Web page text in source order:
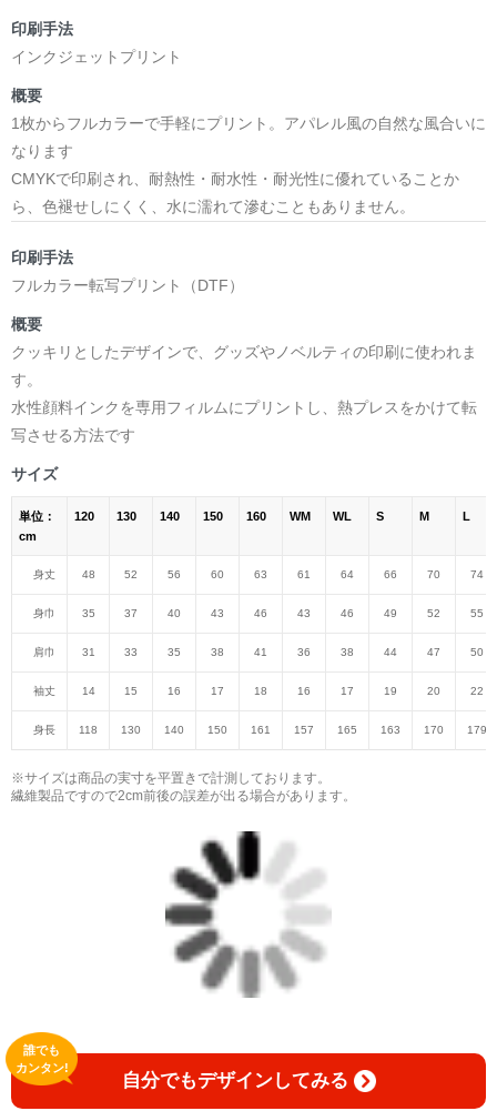
印刷手法
インクジェットプリント
概要
1枚からフルカラーで手軽にプリント。アパレル風の自然な風合いに
なります
CMYKで印刷され、耐熱性・耐水性・耐光性に優れていることか
ら、色褪せしにくく、水に濡れて滲むこともありません。
印刷手法
フルカラー転写プリント（DTF）
概要
クッキリとしたデザインで、グッズやノベルティの印刷に使われま
す。
水性顔料インクを専用フィルムにプリントし、熱プレスをかけて転
写させる方法です
サイズ
単位：
cm
120 130 140 150 160 WM WL S M L
身丈 48 52 56 60 63 61 64 66 70 74
身巾 35 37 40 43 46 43 46 49 52 55
肩巾 31 33 35 38 41 36 38 44 47 50
袖丈 14 15 16 17 18 16 17 19 20 22
身長 118 130 140 150 161 157 165 163 170 179
※サイズは商品の実寸を平置きで計測しております。
繊維製品ですので2cm前後の誤差が出る場合があります。
自分でもデザインしてみる
誰でも
カンタン!